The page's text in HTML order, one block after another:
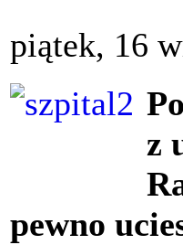
piątek, 16
z
pewno